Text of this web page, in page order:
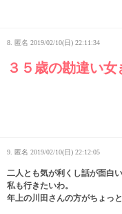
8. 匿名 2019/02/10(日) 22:11:34
３５歳の勘違い女
9. 匿名 2019/02/10(日) 22:12:05
二人とも気が利くし話が面白
私も行きたいわ。
年上の川田さんの方がちょっ